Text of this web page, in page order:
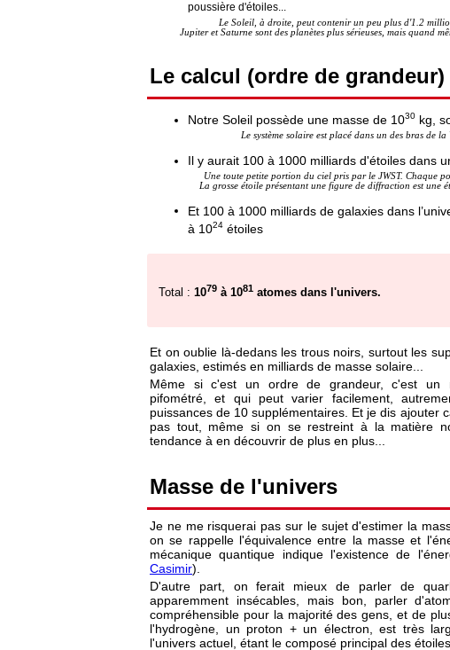
poussière d'étoiles...
Le Soleil, à droite, peut contenir un peu plus d'1.2
Jupiter et Saturne sont des planètes plus sérieuses, mais quand
Le calcul (ordre de grandeur)
Notre Soleil possède une masse de 1030 kg,
Le système solaire est placé dans un des bras de la
Il y aurait 100 à 1000 milliards d'étoiles dans
Une toute petite portion du ciel pris par le JWST. Chaque
La grosse étoile présentant une figure de diffraction est une
Et 100 à 1000 milliards de galaxies dans
à 1024 étoiles
Total : 1079 à 1081 atomes dans l'univers.
Et on oublie là-dedans les trous noirs, surtout les
galaxies, estimés en milliards de masse solaire...
Même si c'est un ordre de grandeur, c'est un
pifométré, et qui peut varier facilement,
puissances de 10 supplémentaires. Et je dis ajouter
pas tout, même si on se restreint à la matière
tendance à en découvrir de plus en plus...
Masse de l'univers
Je ne me risquerai pas sur le sujet d'estimer la
on se rappelle l'équivalence entre la masse et
mécanique quantique indique l'existence de
Casimir).
D'autre part, on ferait mieux de parler de
apparemment insécables, mais bon, parler
compréhensible pour la majorité des gens, et de
l'hydrogène, un proton + un électron, est très
l'univers actuel, étant le composé principal des